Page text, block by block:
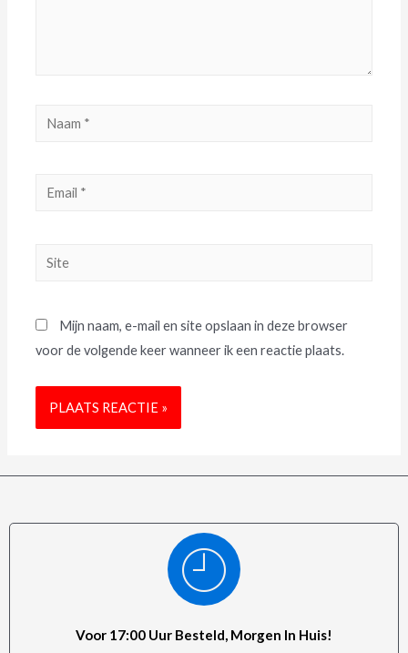
Mijn naam, e-mail en site opslaan in deze browser
voor de volgende keer wanneer ik een reactie plaats.
Voor 17:00 Uur Besteld, Morgen In Huis!